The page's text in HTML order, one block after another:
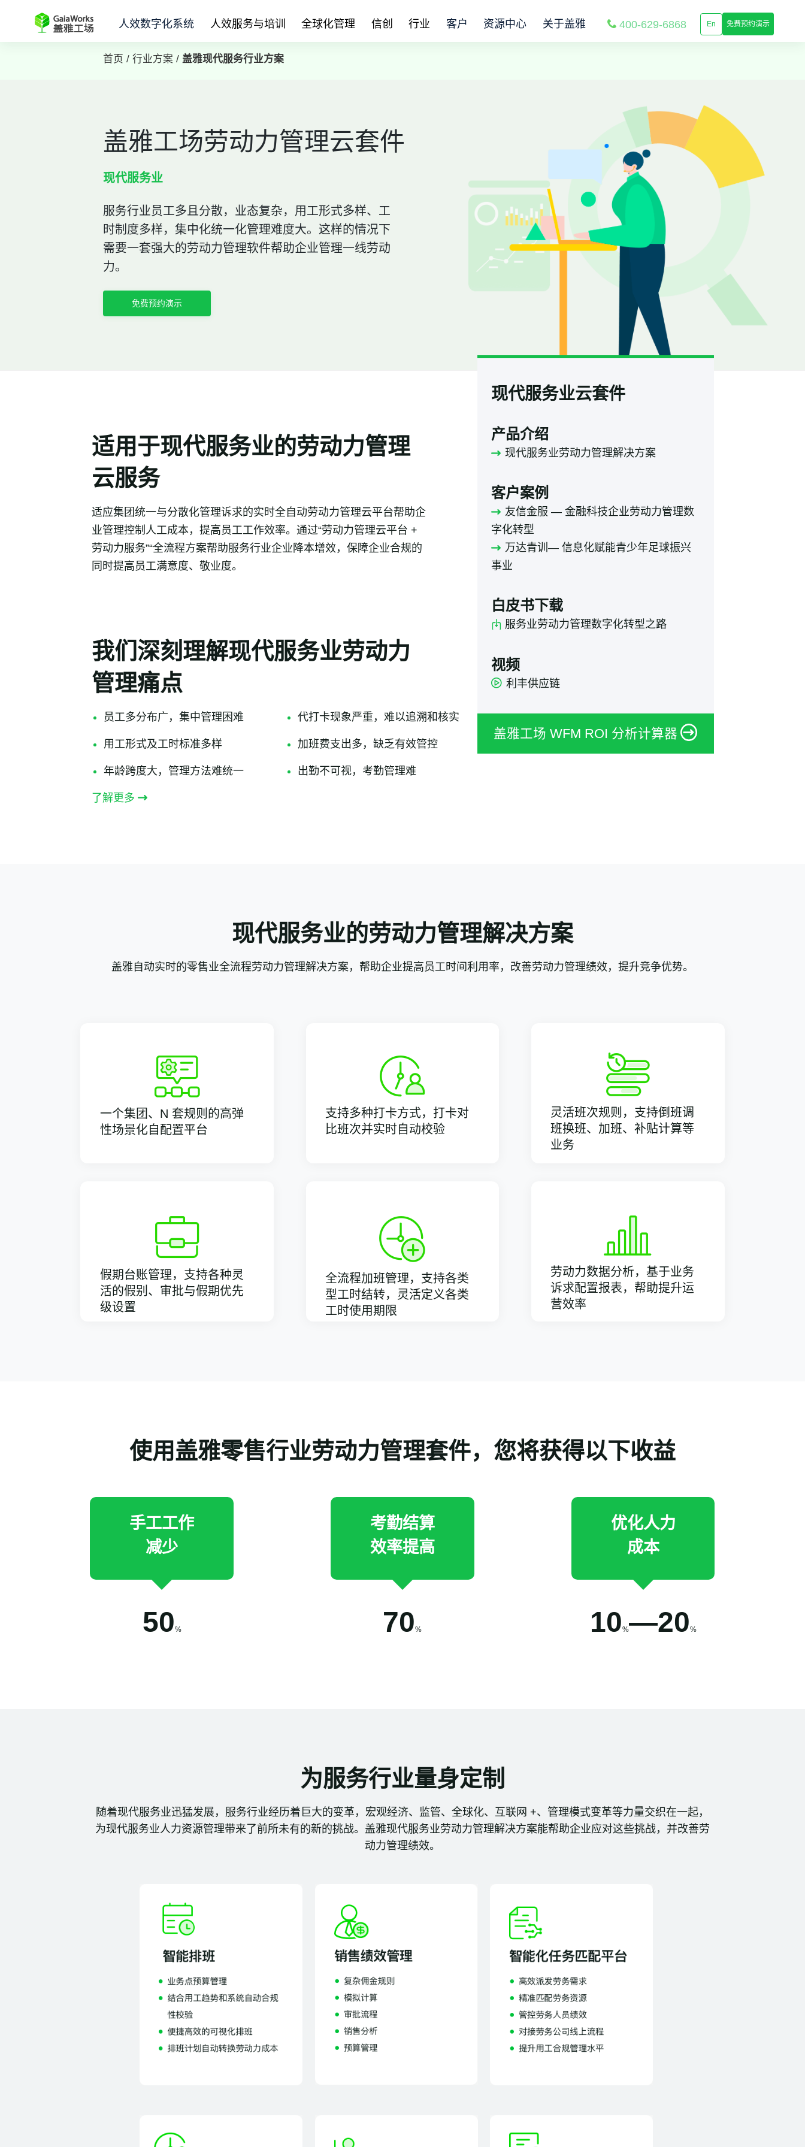
人效数字化系统 人效服务与培训 全球化管理 信创 行业 客户 资源中心 关于盖雅 400-629-6868 En 免费预约演示
首页 / 行业方案 / 盖雅现代服务行业方案
盖雅工场劳动力管理云套件
现代服务业
服务行业员工多且分散，业态复杂，用工形式多样、工
时制度多样，集中化统一化管理难度大。这样的情况下
需要一套强大的劳动力管理软件帮助企业管理一线劳动
力。
免费预约演示
适用于现代服务业的劳动力管理
云服务
适应集团统一与分散化管理诉求的实时全自动劳动力管理云平台帮助企
业管理控制人工成本，提高员工工作效率。通过“劳动力管理云平台 +
劳动力服务”“全流程方案帮助服务行业企业降本增效，保障企业合规的
同时提高员工满意度、敬业度。
我们深刻理解现代服务业劳动力
管理痛点
员工多分布广，集中管理困难
用工形式及工时标准多样
年龄跨度大，管理方法难统一
代打卡现象严重，难以追溯和核实
加班费支出多，缺乏有效管控
出勤不可视，考勤管理难
了解更多
现代服务业云套件
产品介绍
现代服务业劳动力管理解决方案
客户案例
友信金服 — 金融科技企业劳动力管理数
字化转型
万达青训— 信息化赋能青少年足球振兴
事业​
白皮书下载
服务业劳动力管理数字化转型之路
视频
利丰供应链
盖雅工场 WFM ROI 分析计算器
现代服务业的劳动力管理解决方案
盖雅自动实时的零售业全流程劳动力管理解决方案，帮助企业提高员工时间利用率，改善劳动力管理绩效，提升竞争优势。
一个集团、N 套规则的高弹
性场景化自配置平台
支持多种打卡方式，打卡对
比班次并实时自动校验
灵活班次规则，支持倒班调
班换班、加班、补贴计算等
业务
假期台账管理，支持各种灵
活的假别、审批与假期优先
级设置
全流程加班管理，支持各类
型工时结转，灵活定义各类
工时使用期限
劳动力数据分析，基于业务
诉求配置报表，帮助提升运
营效率
使用盖雅零售行业劳动力管理套件，您将获得以下收益
手工工作
减少
50%
考勤结算
效率提高
70%
优化人力
成本
10%—20%
为服务行业量身定制
随着现代服务业迅猛发展，服务行业经历着巨大的变革，宏观经济、监管、全球化、互联网 +、管理模式变革等力量交织在一起，
为现代服务业人力资源管理带来了前所未有的新的挑战。盖雅现代服务业劳动力管理解决方案能帮助企业应对这些挑战，并改善劳
动力管理绩效。